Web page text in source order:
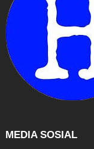
MEDIA SOSIAL